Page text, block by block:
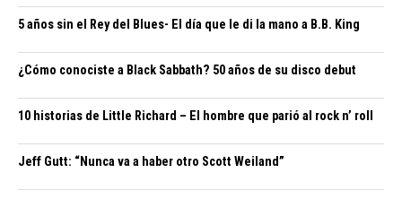
5 años sin el Rey del Blues- El día que le di la mano a B.B. King
¿Cómo conociste a Black Sabbath? 50 años de su disco debut
10 historias de Little Richard – El hombre que parió al rock n’ roll
Jeff Gutt: “Nunca va a haber otro Scott Weiland”